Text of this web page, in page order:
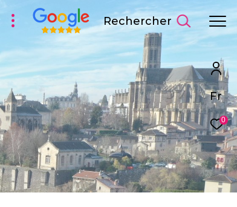
Fr
0
Rechercher